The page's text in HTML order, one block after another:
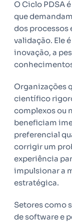
O Ciclo PDSA
que
dos processos
validação. Ele
inovação, a
Organizações
científico
complexos ou
beneficiam
preferencial
corrigir um
experiência
impulsionar a
estratégica.
Setores como
de software e